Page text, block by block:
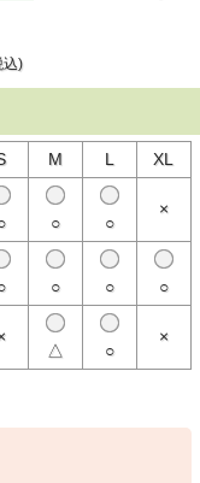
用し、従来の方法で
量を96％、二酸化炭素
長袖Tシャツ。フェア
く快適な肌触り
ル酸エステル不使用
込)
M L XL
○ ○
×
○ ○ ○
△
○
×